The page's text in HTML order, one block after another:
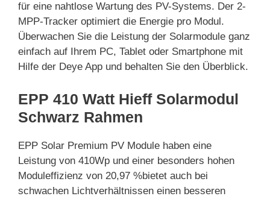
für eine nahtlose Wartung des PV-Systems. Der 2-
MPP-Tracker optimiert die Energie pro Modul.
Überwachen Sie die Leistung der Solarmodule ganz
einfach auf Ihrem PC, Tablet oder Smartphone mit
Hilfe der Deye App und behalten Sie den Überblick.
EPP 410 Watt Hieff Solarmodul
Schwarz Rahmen
EPP Solar Premium PV Module haben eine
Leistung von 410Wp und einer besonders hohen
Moduleffizienz von 20,97 %bietet auch bei
schwachen Lichtverhältnissen einen besseren